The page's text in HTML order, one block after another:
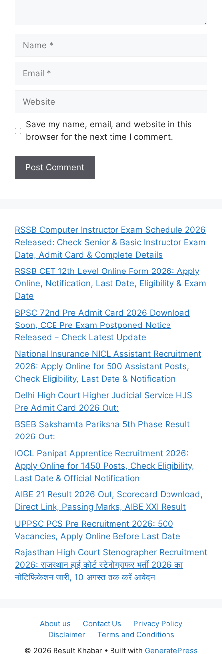
Name
Email
Website
Save my name, email, and website in this
browser for the next time I comment.
RSSB Computer Instructor Exam Schedule 2026
Released: Check Senior & Basic Instructor Exam
Date, Admit Card & Complete Details
RSSB CET 12th Level Online Form 2026: Apply
Online, Notification, Last Date, Eligibility & Exam
Date
BPSC 72nd Pre Admit Card 2026 Download
Soon, CCE Pre Exam Postponed Notice
Released – Check Latest Update
National Insurance NICL Assistant Recruitment
2026: Apply Online for 500 Assistant Posts,
Check Eligibility, Last Date & Notification
Delhi High Court Higher Judicial Service HJS
Pre Admit Card 2026 Out:
BSEB Sakshamta Pariksha 5th Phase Result
2026 Out:
IOCL Panipat Apprentice Recruitment 2026:
Apply Online for 1450 Posts, Check Eligibility,
Last Date & Official Notification
AIBE 21 Result 2026 Out, Scorecard Download,
Direct Link, Passing Marks, AIBE XXI Result
UPPSC PCS Pre Recruitment 2026: 500
Vacancies, Apply Online Before Last Date
Rajasthan High Court Stenographer Recruitment
2026: राजस्थान हाई कोर्ट स्टेनोग्राफर भर्ती 2026 का
नोटिफिकेशन जारी, 10 अगस्त तक करें आवेदन
About us Contact Us
Privacy Policy
Disclaimer
Terms and Conditions
© 2026 Result Khabar • Built with GeneratePress